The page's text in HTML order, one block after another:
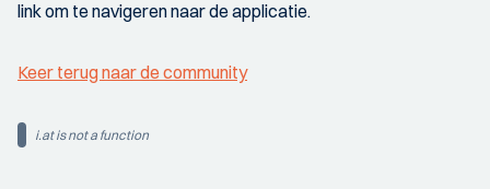
link om te navigeren naar de applicatie.
Keer terug naar de community
i.at is not a function